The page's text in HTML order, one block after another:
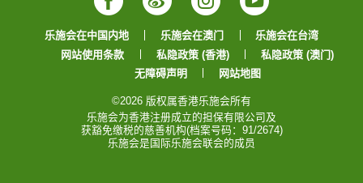
Facebook
WeiboInstagram
YouTube
乐施会在中国内地 乐施会在澳门
乐施会在台湾
网站使用条款
私隐政策 (香港)
私隐政策 (澳门)
无障碍声明
网站地图
©2026 版权属香港乐施会所有
乐施会为香港注册成立的担保有限公司及
获豁免缴税的慈善机构(档案号码：91/2674)
乐施会是国际乐施会联会的成员